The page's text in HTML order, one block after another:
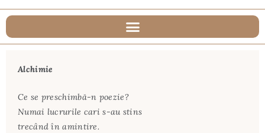
Alchimie
Ce se preschimbă-n poezie?
Numai lucrurile cari s-au stins
trecând în amintire.